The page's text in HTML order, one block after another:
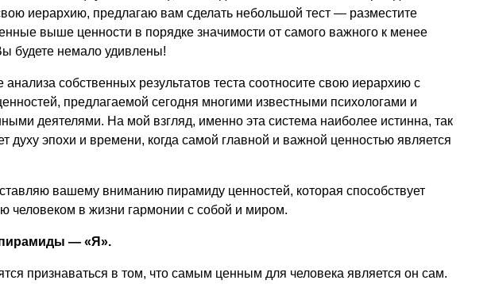
иерархию, предлагаю вам сделать небольшой тест — разместите
выше ценности в порядке значимости от самого важного к менее
будете немало удивлены!
анализа собственных результатов теста соотносите свою иерархию с
предлагаемой сегодня многими известными психологами и
деятелями. На мой взгляд, именно эта система наиболее истинна, так
духу эпохи и времени, когда самой главной и важной ценностью является
вашему вниманию пирамиду ценностей, которая способствует
человеком в жизни гармонии с собой и миром.
— «Я».
признаваться в том, что самым ценным для человека является он сам.